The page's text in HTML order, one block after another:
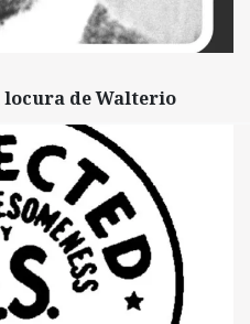
locura de Walterio